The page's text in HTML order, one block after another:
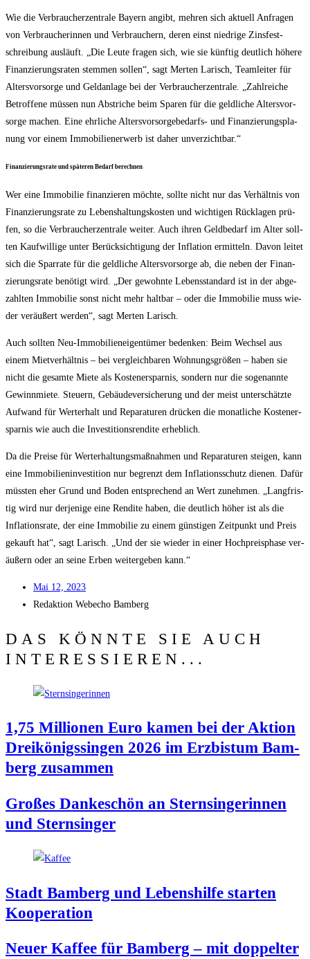
Wie die Ver­brau­cher­zen­tra­le Bay­ern angibt, meh­ren sich aktu­ell Anfra­gen
von Ver­brau­che­rin­nen und Ver­brau­chern, deren einst nied­ri­ge Zins­fest­
schrei­bung aus­läuft. „Die Leu­te fra­gen sich, wie sie künf­tig deut­lich höhe­re
Finan­zie­rungs­ra­ten stem­men sol­len“, sagt Mer­ten Larisch, Team­lei­ter für
Alters­vor­sor­ge und Geld­an­la­ge bei der Ver­brau­cher­zen­tra­le. „Zahl­rei­che
Betrof­fe­ne müs­sen nun Abstri­che beim Spa­ren für die geld­li­che Alters­vor­
sor­ge machen. Eine ehr­li­che Alters­vor­sor­ge­be­darfs- und Finan­zie­rungs­pla­
nung vor einem Immo­bi­li­en­er­werb ist daher unverzichtbar.“
Finan­zie­rungs­ra­te und spä­te­ren Bedarf berechnen
Wer eine Immo­bi­lie finan­zie­ren möch­te, soll­te nicht nur das Ver­hält­nis von
Finan­zie­rungs­ra­te zu Lebens­hal­tungs­kos­ten und wich­ti­gen Rück­la­gen prü­
fen, so die Ver­brau­cher­zen­tra­le wei­ter. Auch ihren Geld­be­darf im Alter soll­
ten Kauf­wil­li­ge unter Berück­sich­ti­gung der Infla­ti­on ermit­teln. Davon lei­tet
sich die Spar­ra­te für die geld­li­che Alters­vor­sor­ge ab, die neben der Finan­
zie­rungs­ra­te benö­tigt wird. „Der gewohn­te Lebens­stan­dard ist in der abge­
zahl­ten Immo­bi­lie sonst nicht mehr halt­bar – oder die Immo­bi­lie muss wie­
der ver­äu­ßert wer­den“, sagt Mer­ten Larisch.
Auch soll­ten Neu-Immo­bi­li­en­ei­gen­tü­mer beden­ken: Beim Wech­sel aus
einem Miet­ver­hält­nis – bei ver­gleich­ba­ren Woh­nungs­grö­ßen – haben sie
nicht die gesam­te Mie­te als Kos­ten­er­spar­nis, son­dern nur die soge­nann­te
Gewinn­mie­te. Steu­ern, Gebäu­de­ver­si­che­rung und der meist unter­schätz­te
Auf­wand für Wert­erhalt und Repa­ra­tu­ren drü­cken die monat­li­che Kos­ten­er­
spar­nis wie auch die Inves­ti­ti­ons­ren­di­te erheblich.
Da die Prei­se für Wert­erhal­tungs­maß­nah­men und Repa­ra­tu­ren stei­gen, kann
eine Immo­bi­li­en­in­ves­ti­ti­on nur begrenzt dem Infla­ti­ons­schutz die­nen. Dafür
müss­ten eher Grund und Boden ent­spre­chend an Wert zuneh­men. „Lang­fris­
tig wird nur der­je­ni­ge eine Ren­di­te haben, die deut­lich höher ist als die
Infla­ti­ons­ra­te, der eine Immo­bi­lie zu einem güns­ti­gen Zeit­punkt und Preis
gekauft hat“, sagt Larisch. „Und der sie wie­der in einer Hoch­preis­pha­se ver­
äu­ßern oder an sei­ne Erben wei­ter­ge­ben kann.“
Mai 12, 2023
Redak­ti­on Web­echo Bamberg
DAS KÖNNTE SIE AUCH
INTERESSIEREN...
1,75 Mil­lio­nen Euro kamen bei der Akti­on
Drei­kö­nigs­sin­gen 2026 im Erz­bis­tum Bam­
berg zusammen
Gro­ßes Dan­ke­schön an Stern­sin­ge­rin­nen
und Sternsinger
Stadt Bam­berg und Lebens­hil­fe star­ten
Kooperation
Neu­er Kaf­fee für Bam­berg – mit dop­pel­ter